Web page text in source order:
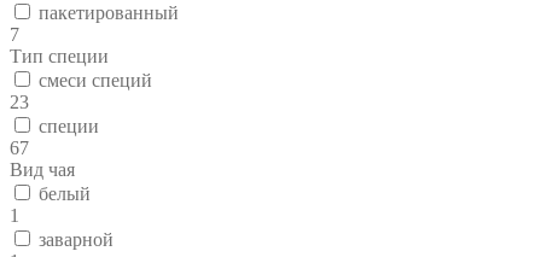
пакетированный
7
Тип специи
смеси специй
23
специи
67
Вид чая
белый
1
заварной